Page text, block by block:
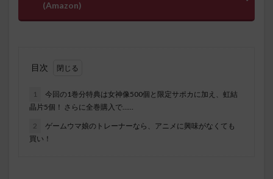
(Amazon)
目次
1
今回の1巻分特典は女神像500個と限定サポカに加え、虹結
晶片5個！ さらに全巻購入で……
2
ゲームウマ娘のトレーナーなら、アニメに興味がなくても
買い！